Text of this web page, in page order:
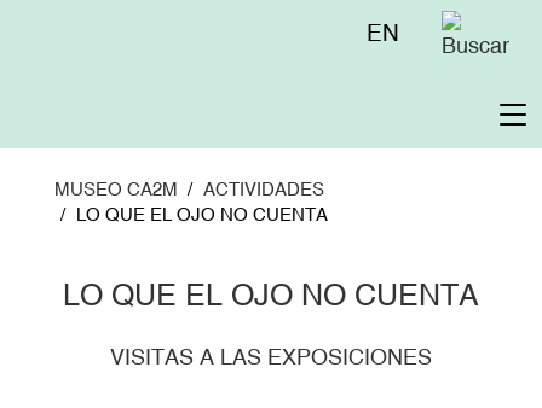
Menú
EN
MUSEO CA2M
ACTIVIDADES
LO QUE EL OJO NO CUENTA
LO QUE EL OJO NO CUENTA
VISITAS A LAS EXPOSICIONES